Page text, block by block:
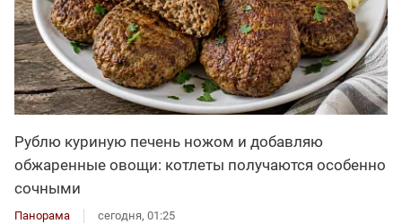
Рублю куриную печень ножом и добавляю
обжаренные овощи: котлеты получаются особенно
сочными
Панорама сегодня, 01:25